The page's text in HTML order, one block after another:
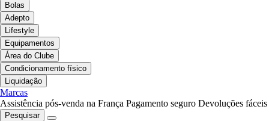
Bolas
Adepto
Lifestyle
Equipamentos
Área do Clube
Condicionamento físico
Liquidação
Marcas
Assistência pós-venda na França Pagamento seguro Devoluções fáceis
Pesquisar